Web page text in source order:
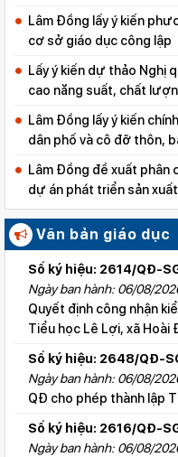
Lâm Đồng lấy ý kiến
cơ sở giáo dục công lập
Lấy ý kiến dự thảo Nghị
cao năng suất, chất
Lâm Đồng lấy ý kiến
dân phố và cô đỡ thôn,
Lâm Đồng đề xuất phân
dự án phát triển sản
quốc gia
Văn bản giáo dục
Số ký hiệu: 2614/QĐ-
Ngày ban hành: 06/08/
Quyết định công nhận
Tiểu học Lê Lợi, xã Hoài
Số ký hiệu: 2648/QĐ-
Ngày ban hành: 06/08/
QĐ cho phép thành lập
Số ký hiệu: 2616/QĐ-
Ngày ban hành: 06/08/